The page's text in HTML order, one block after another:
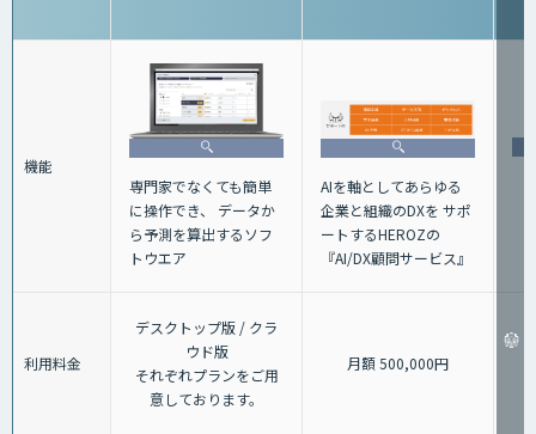
機能
専門家でなくても簡単
に操作でき、 データか
ら予測を算出するソフ
トウエア
AIを軸としてあらゆる
企業と組織のDXを サポ
ートするHEROZの
『AI/DX顧問サービス』
利用料金
デスクトップ版 / クラ
ウド版
それぞれプランをご用
意しております。
月額 500,000円